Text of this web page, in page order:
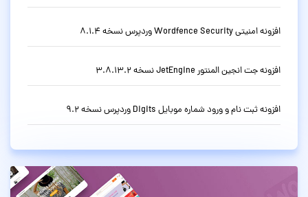
افزونه امنیتی Wordfence Security وردپرس نسخه 8.1.4
افزونه جت انجین المنتور JetEngine نسخه 3.8.13.2
افزونه ثبت نام و ورود شماره موبایل Digits وردپرس نسخه 9.2